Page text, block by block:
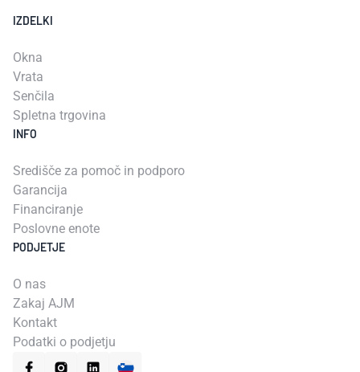
IZDELKI
Okna
Vrata
Senčila
Spletna trgovina
INFO
Središče za pomoč in podporo
Garancija
Financiranje
Poslovne enote
PODJETJE
O nas
Zakaj AJM
Kontakt
Podatki o podjetju